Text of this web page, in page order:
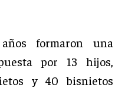
formaron una
por 13 hijos,
y 40 bisnietos